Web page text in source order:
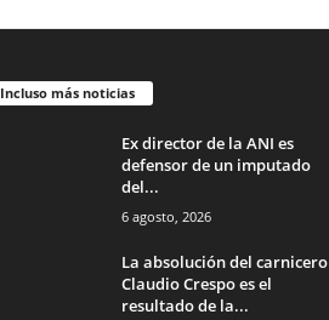
Incluso más noticias
Ex director de la ANI es
defensor de un imputado
del...
6 agosto, 2026
La absolución del carnicero
Claudio Crespo es el
resultado de la...